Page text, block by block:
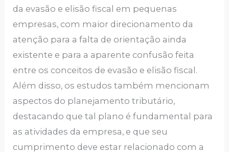
da evasão e elisão fiscal em pequenas
empresas, com maior direcionamento da
atenção para a falta de orientação ainda
existente e para a aparente confusão feita
entre os conceitos de evasão e elisão fiscal.
Além disso, os estudos também mencionam
aspectos do planejamento tributário,
destacando que tal plano é fundamental para
as atividades da empresa, e que seu
cumprimento deve estar relacionado com a